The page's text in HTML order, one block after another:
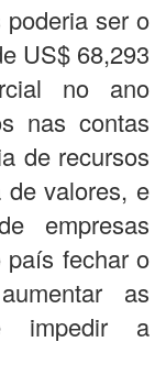
ser o
US$ 68,293
no ano
nas contas
de recursos
valores, e
empresas
país fechar o
as
impedir a